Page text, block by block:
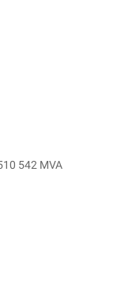
542 MVA